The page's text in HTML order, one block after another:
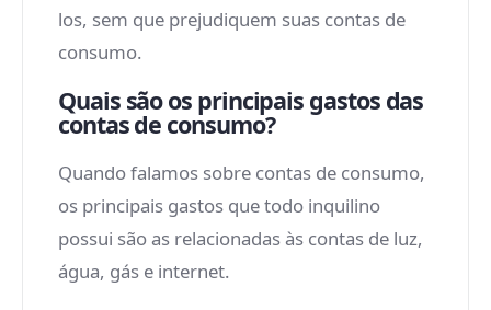
los, sem que prejudiquem suas contas de
consumo.
Quais são os principais gastos das
contas de consumo?
Quando falamos sobre contas de consumo,
os principais gastos que todo inquilino
possui são as relacionadas às contas de luz,
água, gás e internet.